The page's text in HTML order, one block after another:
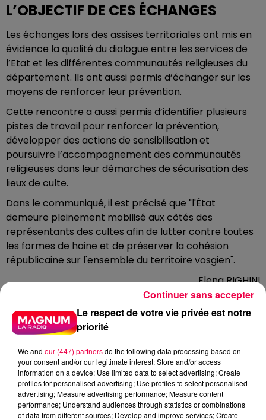
L’OBJECTIF DE CES ÉCHANGES
Les échanges lors des assises territoriales ont mis en
évidence la qualité du dialogue entre les services de
l’Etat et les différentes communautés religieuses du
département. Ils ont aussi permis d’échanger sur les
moyens de renforcer leur prévention.
Cette rencontre a aussi permis d’identifier plusieurs
pistes de travail pour renforcer la prévention,
développer des actions de sensibilisation et
poursuivre l’accompagnement des communautés
religieuses dans leur démarches de sécurisation des
lieux de culte.
Dans le communiqué, il est précisé que "l'État
demeure pleinement mobilisé aux côtés des
représentants des cultes afin de lutter contre toutes
les formes de haine et de préserver la cohésion
républicaine sur l'ensemble du territoire vosgien".
Elena RIGHINI
Le respect de votre vie privée est notre
priorité
We and our (447) partnersdo the following data processing based on
your consent and/or our legitimate interest: Store and/or access
information on a device; Use limited data to select advertising; Create
profiles for personalised advertising; Use profiles to select personalised
advertising; Measure advertising performance; Measure content
performance; Understand audiences through statistics or combinations
of data from different sources; Develop and improve services; Create
Continuer sans accepter